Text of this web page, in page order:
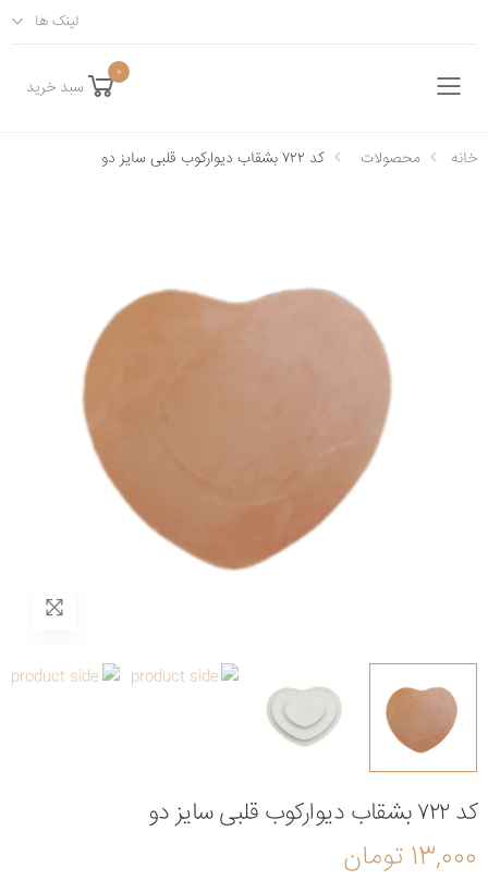
لینک ها
فهرست
0
سبد خرید
خانه محصولات کد ۷۲۲ بشقاب دیوارکوب قلبی سایز دو
کد ۷۲۲ بشقاب دیوارکوب قلبی سایز دو
13,000 تومان